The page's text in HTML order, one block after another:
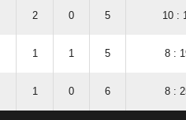
2 0 5 10 :
1 1 5 8 :
1 0 6 8 :